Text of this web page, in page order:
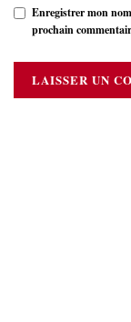
Enregistrer mon
prochain